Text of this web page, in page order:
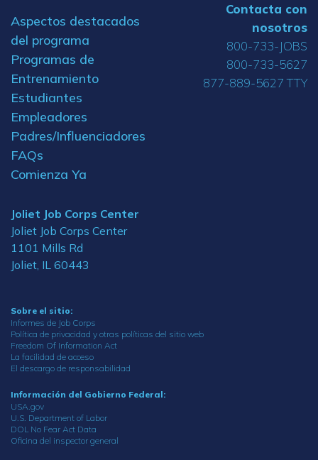
Aspectos destacados
del programa
Programas de
Entrenamiento
Estudiantes
Empleadores
Padres/Influenciadores
FAQs
Comienza Ya
Joliet Job Corps Center
Joliet Job Corps Center
1101 Mills Rd
Joliet, IL 60443
Contacta con
nosotros
800-733-JOBS
800-733-5627
877-889-5627 TTY
Sobre el sitio:
Informes de Job Corps
Política de privacidad y otras políticas del sitio web
Freedom Of Information Act
La facilidad de acceso
El descargo de responsabilidad
Información del Gobierno Federal:
USA.gov
U.S. Department of Labor
DOL No Fear Act Data
Oficina del inspector general